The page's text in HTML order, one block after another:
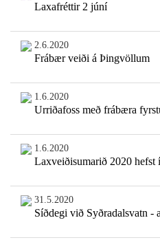
Laxafréttir 2 júní
2.6.2020
Frábær veiði á Þingvöllum
1.6.2020
Urriðafoss með frábæra
1.6.2020
Laxveiðisumarið 2020 hefst
31.5.2020
Síðdegi við Syðradalsvatn -